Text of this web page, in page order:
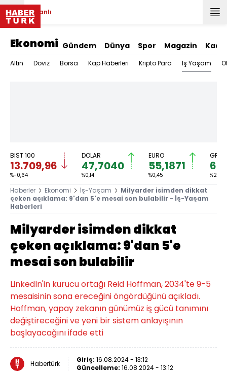
Canlı
Ekonomi Gündem Dünya Spor Magazin
Altın Döviz Borsa Kap Haberleri Kripto Para İş Yaşam
BIST 100
13.709,96
%-0,64
DOLAR
47,7040
%0,14
EURO
55,1871
%0,45 %2,33
Haberler Ekonomi İş-Yaşam
Milyarder isimden dikkat
çeken açıklama: 9'dan 5'e mesai son bulabilir - İş-Yaşam
Haberleri
Milyarder isimden dikkat
çeken açıklama: 9'dan 5'e
mesai son bulabilir
LinkedIn'in kurucu ortağı Reid Hoffman, 2034'te 9-5
mesaisinin sona ereceğini öngördüğünü açıkladı.
Hoffman, yapay zekanın günümüz iş gücü tanımını
değiştireceğini ve yeni bir sistem anlayışının
başlayacağını ifade etti
Habertürk Giriş: 16.08.2024 - 13:12
Güncelleme: 16.08.2024 - 13:12